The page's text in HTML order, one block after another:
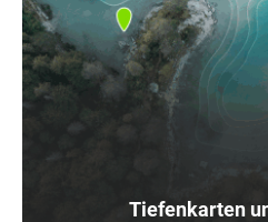
Tiefenkarten